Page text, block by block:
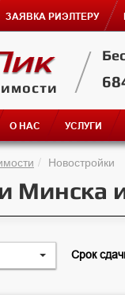
ЗАЯВКА РИЭЛТЕРУ
О НАС УСЛУГИ
Новостройки
Минска
Срок